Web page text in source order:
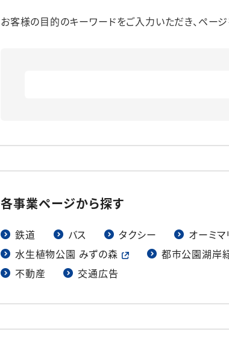
お客様の目的のキーワードをご入力いただき、ペー
各事業ページから探す
鉄道 バス タクシー オーミマ
水生植物公園 みずの森
都市公園湖岸
不動産
交通広告